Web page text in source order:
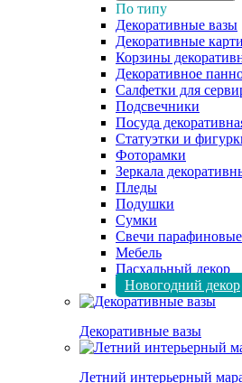
По типу
Декоративные вазы
Декоративные
Корзины
Декоративное
Салфетки для
Подсвечники
Посуда
Статуэтки и
Фоторамки
Зеркала
Пледы
Подушки
Сумки
Свечи парафиновые
Мебель
Пасхальный декор
Новогодний декор
Декоративные вазы
Летний интерьерный